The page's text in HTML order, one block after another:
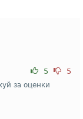
5 5
за оценки